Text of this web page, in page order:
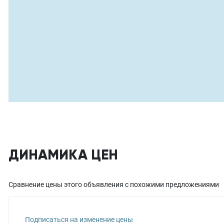
ДИНАМИКА ЦЕН
Сравнение цены этого объявления с похожими предложениями
Подписаться на изменение цены